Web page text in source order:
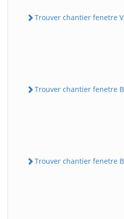
Trouver chantier fenetre
Trouver chantier fenetre
Trouver chantier fenetre